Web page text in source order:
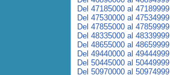
Del 47185000 al 47189999
Del 47530000 al 47534999
Del 47855000 al 47859999
Del 48335000 al 48339999
Del 48655000 al 48659999
Del 49440000 al 49444999
Del 50445000 al 50449999
Del 50970000 al 50974999